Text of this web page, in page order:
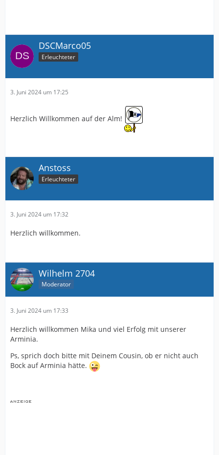
DSCMarco05
Erleuchteter
3. Juni 2024 um 17:25
Herzlich Willkommen auf der Alm!
Anstoss
Erleuchteter
3. Juni 2024 um 17:32
Herzlich willkommen.
Wilhelm 2704
Moderator
3. Juni 2024 um 17:33
Herzlich willkommen Mika und viel Erfolg mit unserer
Arminia.
Ps, sprich doch bitte mit Deinem Cousin, ob er nicht auch
Bock auf Arminia hätte.